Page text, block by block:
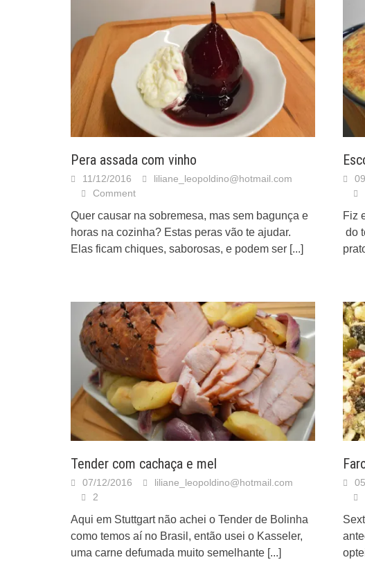
Pera assada com vinho
11/12/2016
liliane_leopoldino@hotmail.com
Comment
Quer causar na sobremesa, mas sem bagunça e
horas na cozinha? Estas peras vão te ajudar.
Elas ficam chiques, saborosas, e podem ser [...]
Fiz
do
Tender com cachaça e mel
07/12/2016
liliane_leopoldino@hotmail.com
2
Aqui em Stuttgart não achei o Tender de Bolinha
como temos aí no Brasil, então usei o Kasseler,
uma carne defumada muito semelhante [...]